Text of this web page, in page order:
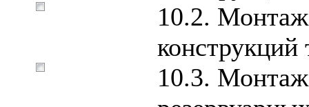
10.2.
конструкций
10.3.